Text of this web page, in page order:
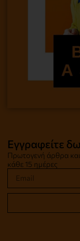
Εγγραφείτε
Πρωτογενή άρθρα
κάθε 15 ημέρες